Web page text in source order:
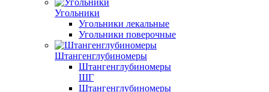
Угольники
Угольники лекальные
Угольники поверочные
Штангенглубиномеры
Штангенглубиномеры
ШГ
Штангенглубиномеры